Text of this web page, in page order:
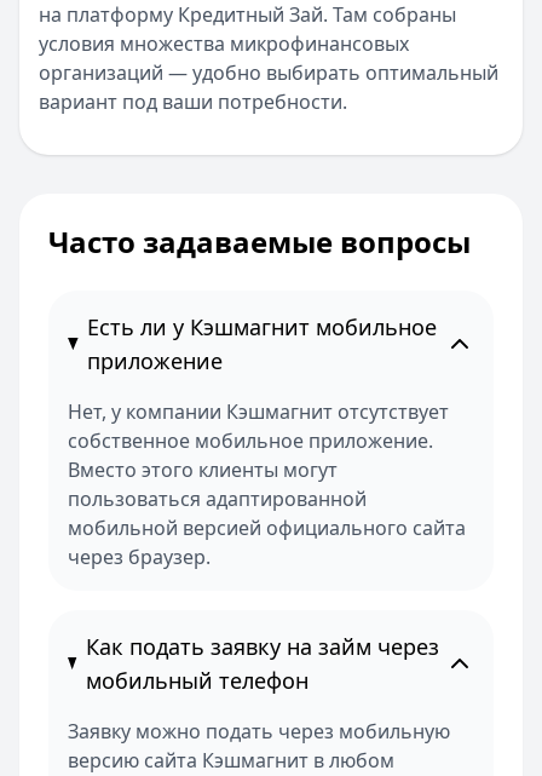
на платформу Кредитный Зай. Там собраны
условия множества микрофинансовых
организаций — удобно выбирать оптимальный
вариант под ваши потребности.
Часто задаваемые вопросы
Есть ли у Кэшмагнит мобильное
приложение
Нет, у компании Кэшмагнит отсутствует
собственное мобильное приложение.
Вместо этого клиенты могут
пользоваться адаптированной
мобильной версией официального сайта
через браузер.
Как подать заявку на займ через
мобильный телефон
Заявку можно подать через мобильную
версию сайта Кэшмагнит в любом